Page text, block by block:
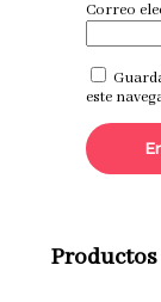
Correo
este